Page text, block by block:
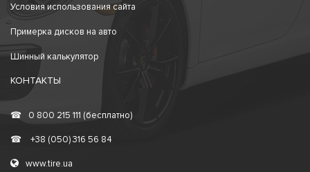
Условия использования сайта
Примерка дисков на авто
Шинный калькулятор
КОНТАКТЫ
☎ 0 800 215 111 (бесплатно)
☎ +38 (050) 316 56 84
www.tire.ua